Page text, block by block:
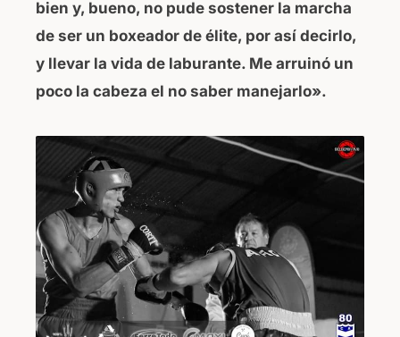
bien y, bueno, no pude sostener la marcha
de ser un boxeador de élite, por así decirlo,
y llevar la vida de laburante. Me arruinó un
poco la cabeza el no saber manejarlo».